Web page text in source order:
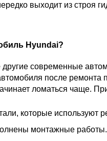
выходит из строя
Hyundai?
современные
после ремонта
ломаться чаще.
которые используют
монтажные работы.